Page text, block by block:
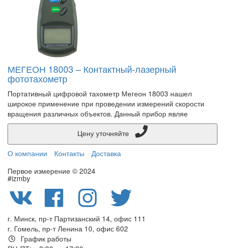
МЕГЕОН 18003 – Контактный-лазерный
фототахометр
Портативный цифровой тахометр Мегеон 18003 нашел
широкое применение при проведении измерений скорости
вращения различных объектов. Данный прибор являе
О компании
Контакты
Доставка
Первое измерение © 2024
#izmby
г. Минск, пр-т Партизанский 14, офис 111
г. Гомель, пр-т Ленина 10, офис 602
График работы